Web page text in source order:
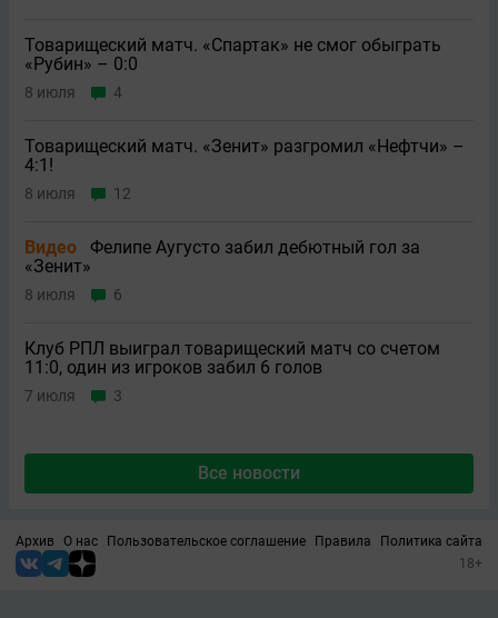
Товарищеский матч. «Спартак» не смог обыграть
«Рубин» – 0:0
8 июля 4
Товарищеский матч. «Зенит» разгромил «Нефтчи» –
4:1!
8 июля 12
Видео
Фелипе Аугусто забил дебютный гол за
«Зенит»
8 июля 6
Клуб РПЛ выиграл товарищеский матч со счетом
11:0, один из игроков забил 6 голов
7 июля 3
Все новости
Архив О нас Пользовательское соглашение Правила
Политика сайта
18+